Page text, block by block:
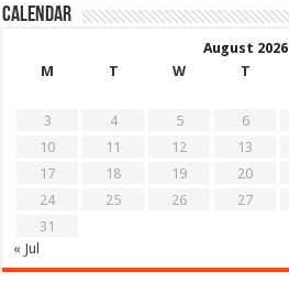
Calendar
August 2026
M
T W T
3
4 5 6
10
11 12 13
17
18 19 20
24
25 26 27
31
« Jul